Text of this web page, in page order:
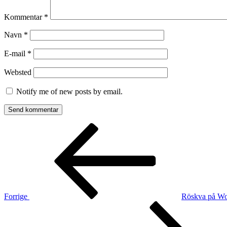
Kommentar *
Navn *
E-mail *
Websted
Notify me of new posts by email.
Indlægsnavigation
Forrige
Röskva på